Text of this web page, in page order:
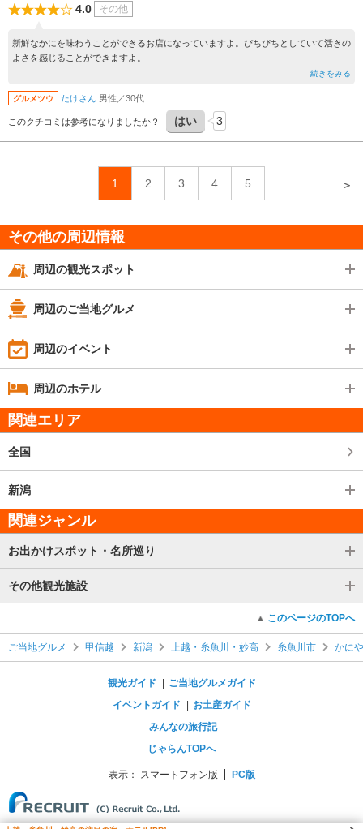
4.0 その他
新鮮なかにを味わうことができるお店になっていますよ。ぴちぴちとしていて活きの
よさを感じることができますよ。
続きをみる
グルメツウ たけさん 男性／30代
このクチコミは参考になりましたか？ はい 3
1 2 3 4 5 ＞
その他の周辺情報
周辺の観光スポット
周辺のご当地グルメ
周辺のイベント
周辺のホテル
関連エリア
全国
新潟
関連ジャンル
お出かけスポット・名所巡り
その他観光施設
このページのTOPへ
ご当地グルメ 甲信越 新潟 上越・糸魚川・妙高 糸魚川市 かに
観光ガイド
ご当地グルメガイド
イベントガイド
お土産ガイド
みんなの旅行記
じゃらんTOPへ
表示： スマートフォン版 PC版